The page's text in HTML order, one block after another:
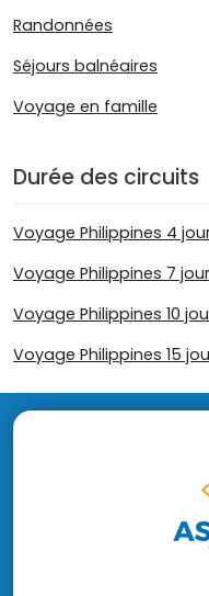
Randonnées
Séjours balnéaires
Voyage en famille
Durée des circuits
Voyage Philippines 4
Voyage Philippines 7
Voyage Philippines 10
Voyage Philippines 15